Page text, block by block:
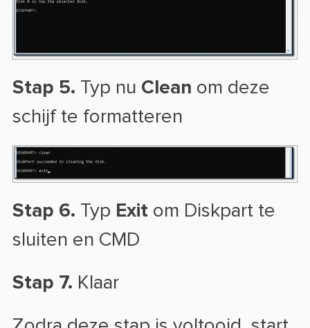
Stap 5. Typ nu Clean om deze
schijf te formatteren
Stap 6. Typ Exitom Diskpart te
sluiten en CMD
Stap 7. Klaar